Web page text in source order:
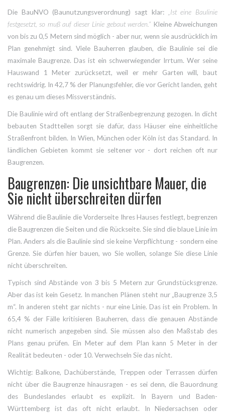
Die BauNVO (Baunutzungsverordnung) sagt klar:
„Ist eine Baulinie
festgesetzt, so muß auf dieser Linie gebaut werden.“ Kleine Abweichungen
von bis zu 0,5 Metern sind möglich - aber nur, wenn sie ausdrücklich im
Plan genehmigt sind. Viele Bauherren glauben, die Baulinie sei die
maximale Baugrenze. Das ist ein schwerwiegender Irrtum. Wer seine
Hauswand 1 Meter zurücksetzt, weil er mehr Garten will, baut
rechtswidrig. In 42,7 % der Planungsfehler, die vor Gericht landen, geht
es genau um dieses Missverständnis.
Die Baulinie wird oft entlang der Straßenbegrenzung gezogen. In dicht
bebauten Stadtteilen sorgt sie dafür, dass Häuser eine einheitliche
Straßenfront bilden. In Wien, München oder Köln ist das Standard. In
ländlichen Gebieten kommt sie seltener vor - dort reichen oft nur
Baugrenzen.
Baugrenzen: Die unsichtbare Mauer, die
Sie nicht überschreiten dürfen
Während die Baulinie die Vorderseite Ihres Hauses festlegt, begrenzen
die Baugrenzen die Seiten und die Rückseite. Sie sind die blaue Linie im
Plan. Anders als die Baulinie sind sie keine Verpflichtung - sondern eine
Grenze. Sie dürfen hier bauen, wo Sie wollen, solange Sie diese Linie
nicht überschreiten.
Typisch sind Abstände von 3 bis 5 Metern zur Grundstücksgrenze.
Aber das ist kein Gesetz. In manchen Plänen steht nur „Baugrenze 3,5
m“. In anderen steht gar nichts - nur eine Linie. Das ist ein Problem. In
65,4 % der Fälle kritisieren Bauherren, dass die genauen Abstände
nicht numerisch angegeben sind. Sie müssen also den Maßstab des
Plans genau prüfen. Ein Meter auf dem Plan kann 5 Meter in der
Realität bedeuten - oder 10. Verwechseln Sie das nicht.
Wichtig: Balkone, Dachüberstände, Treppen oder Terrassen dürfen
nicht über die Baugrenze hinausragen - es sei denn, die Bauordnung
des Bundeslandes erlaubt es explizit. In Bayern und Baden-
Württemberg ist das oft nicht erlaubt. In Niedersachsen oder